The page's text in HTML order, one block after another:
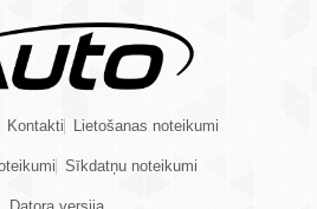
Kontakti Lietošanas noteikumi
Sīkdatņu noteikumi